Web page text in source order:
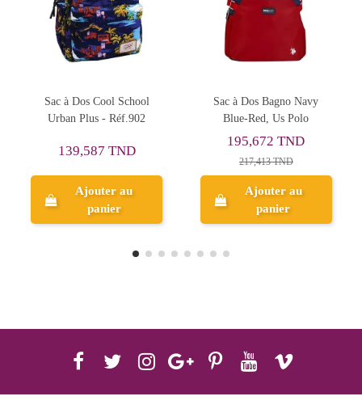
Sac à Dos Bagno Navy
Blue-Red, Us Polo
Ajouter au
panier
Sac à Dos Cool School
Urban Plus - Réf.902
139,587 TND
Ajouter au
panier